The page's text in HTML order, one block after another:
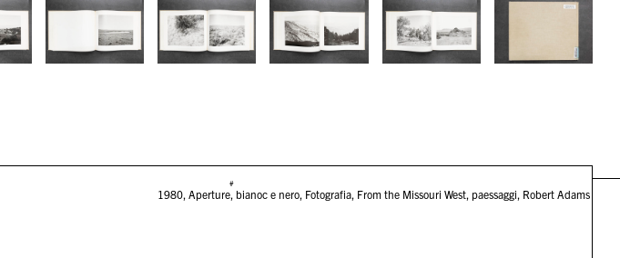
#
1980, Aperture, bianoc e nero, Fotografia, From the Missouri West, paessaggi Robert Adams